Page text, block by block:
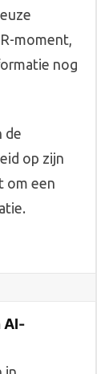
moment,
nog
de
op zijn
om een
AI-